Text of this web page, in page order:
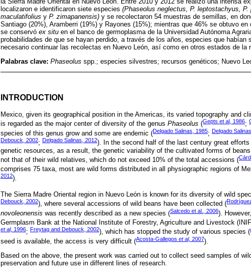
localizaron e identificaron siete especies (Phaseolus neglectus, P. leptostachyus,
maculatifolius y P. zimapanensis) y se recolectaron 54 muestras de semillas, en
Santiago (20%), Aramberri (19%) y Rayones (15%); mientras que 46% se obtuvo
se conservó ex situ en el banco de germoplasma de la Universidad Autónoma
probabilidades de que se hayan perdido, a través de los años, especies que habían
necesario continuar las recolectas en Nuevo León, así como en otros estados de la
Palabras clave: Phaseolus spp.; especies silvestres; recursos genéticos; Nuevo
INTRODUCTION
Mexico, given its geographical position in the Americas, its varied topography and
is regarded as the major center of diversity of the genus Phaseolus (Gepts et al, 1986;
species of this genus grow and some are endemic (Delgado Salinas, 1985; Delgado Salinas
Debouck, 2002; Delgado Salinas, 2012). In the second half of the last century great
genetic resources, as a result, the genetic variability of the cultivated forms of
not that of their wild relatives, which do not exceed 10% of the total accessions (
comprises 75 taxa, most are wild forms distributed in all physiographic regions of
2012).
The Sierra Madre Oriental region in Nuevo León is known for its diversity of wild
Debouck, 2002), where several accessions of wild beans have been collected (
novoleonensis was recently described as a new species (Salcedo et al., 2006).
Germplasm Bank at the National Institute of Forestry, Agriculture and Livestock
et al, 1996; Freytag and Debouck, 2002), which has stopped the study of various species (
seed is available, the access is very difficult (Acosta-Gallegos et al, 2007).
Based on the above, the present work was carried out to collect seed samples of
preservation and future use in different lines of research.